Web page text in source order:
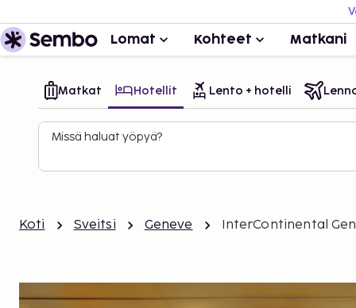
Lomat Kohteet Matkani
Matkat Hotellit Lento + hotelli
Missä haluat yöpyä?
Koti Sveitsi Geneve InterContinental